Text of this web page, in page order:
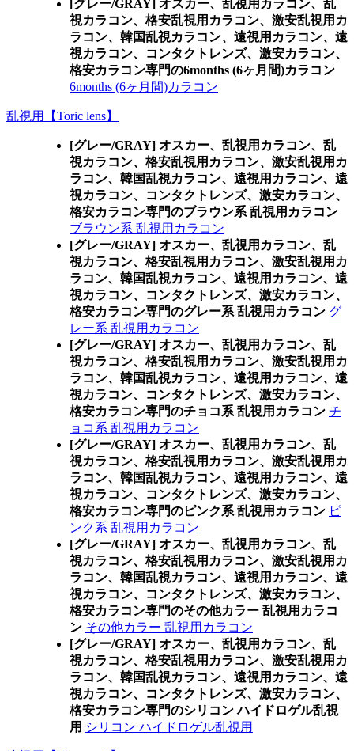
[グレー/GRAY] オスカー、乱視用カラコン、乱
視カラコン、格安乱視用カラコン、激安乱視用カ
ラコン、韓国乱視カラコン、遠視用カラコン、遠
視カラコン、コンタクトレンズ、激安カラコン、
格安カラコン専門の6months (6ヶ月間)カラコン
6months (6ヶ月間)カラコン
乱視用【Toric lens】
[グレー/GRAY] オスカー、乱視用カラコン、乱
視カラコン、格安乱視用カラコン、激安乱視用カ
ラコン、韓国乱視カラコン、遠視用カラコン、遠
視カラコン、コンタクトレンズ、激安カラコン、
格安カラコン専門のブラウン系 乱視用カラコン
ブラウン系 乱視用カラコン
[グレー/GRAY] オスカー、乱視用カラコン、乱
視カラコン、格安乱視用カラコン、激安乱視用カ
ラコン、韓国乱視カラコン、遠視用カラコン、遠
視カラコン、コンタクトレンズ、激安カラコン、
格安カラコン専門のグレー系 乱視用カラコン グ
レー系 乱視用カラコン
[グレー/GRAY] オスカー、乱視用カラコン、乱
視カラコン、格安乱視用カラコン、激安乱視用カ
ラコン、韓国乱視カラコン、遠視用カラコン、遠
視カラコン、コンタクトレンズ、激安カラコン、
格安カラコン専門のチョコ系 乱視用カラコン チ
ョコ系 乱視用カラコン
[グレー/GRAY] オスカー、乱視用カラコン、乱
視カラコン、格安乱視用カラコン、激安乱視用カ
ラコン、韓国乱視カラコン、遠視用カラコン、遠
視カラコン、コンタクトレンズ、激安カラコン、
格安カラコン専門のピンク系 乱視用カラコン ピ
ンク系 乱視用カラコン
[グレー/GRAY] オスカー、乱視用カラコン、乱
視カラコン、格安乱視用カラコン、激安乱視用カ
ラコン、韓国乱視カラコン、遠視用カラコン、遠
視カラコン、コンタクトレンズ、激安カラコン、
格安カラコン専門のその他カラー 乱視用カラコ
ン その他カラー 乱視用カラコン
[グレー/GRAY] オスカー、乱視用カラコン、乱
視カラコン、格安乱視用カラコン、激安乱視用カ
ラコン、韓国乱視カラコン、遠視用カラコン、遠
視カラコン、コンタクトレンズ、激安カラコン、
格安カラコン専門のシリコン ハイドロゲル乱視
用 シリコン ハイドロゲル乱視用